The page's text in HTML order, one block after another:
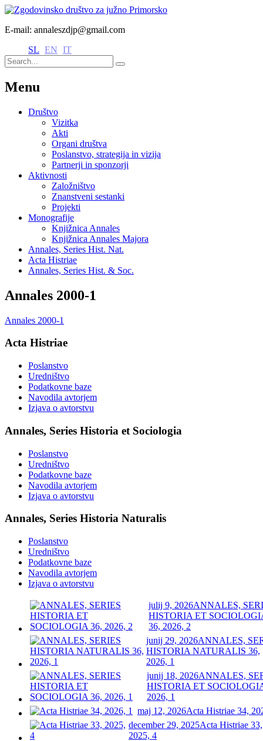
E-mail: annaleszdjp@gmail.com
SL EN IT
Menu
Društvo
Vizitka
Akti
Organi društva
Poslanstvo, strategija in vizija
Partnerji in sponzorji
Aktivnosti
Založništvo
Znanstveni sestanki
Projekti
Monografije
Knjižnica Annales
Knjižnica Annales Majora
Annales, Series Hist. Nat.
Acta Histriae
Annales, Series Hist. & Soc.
Annales 2000-1
Annales 2000-1
Acta Histriae
Poslanstvo
Uredništvo
Podatkovne baze
Navodila avtorjem
Izjava o avtorstvu
Annales, Series Historia et Sociologia
Poslanstvo
Uredništvo
Podatkovne baze
Navodila avtorjem
Izjava o avtorstvu
Annales, Series Historia Naturalis
Poslanstvo
Uredništvo
Podatkovne baze
Navodila avtorjem
Izjava o avtorstvu
julij 9, 2026ANNALES,
HISTORIA ET
36, 2026, 2
junij 29, 2026ANNALES,
HISTORIA NATURALIS 36,
2026, 1
junij 18, 2026ANNALES,
HISTORIA ET
2026, 1
maj 12, 2026Acta Histriae 34,
december 29, 2025Acta Histriae 33,
2025, 4